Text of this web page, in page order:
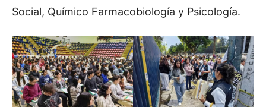
Social, Químico Farmacobiología y Psicología.